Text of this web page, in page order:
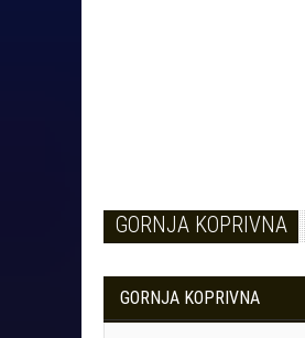
GORNJA KOPRIVNA
GORNJA KOPRIVNA